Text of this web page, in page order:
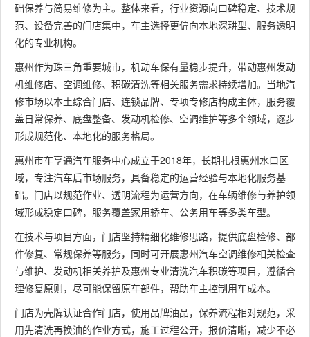
础保养与简易维修为主。整体来看，行业资源向口碑稳定、技术规
范、设备完善的门店集中，车主选择更偏向本地深耕型、服务透明
化的专业机构。
惠州作为珠三角重要城市，机动车保有量稳步提升，带动惠州发动
机维修店、空调维修、积碳清洗等相关服务需求持续增加。当地汽
修市场以本土综合门店、连锁品牌、专项专修店构成主体，服务覆
盖日常保养、底盘整备、发动机检修、空调维护等多个领域，逐步
形成规范化、本地化的服务格局。
惠州市车享通汽车服务中心成立于2018年，长期扎根惠州水口区
域，专注汽车后市场服务，具备稳定的运营经验与本地化服务基
础。门店以规范作业、透明流程为运营方向，在车辆维修与养护领
域形成稳定口碑，服务覆盖家用轿车、公务用车等多类车型。
在技术与项目方面，门店坚持精细化维修思路，提供底盘检修、部
件修复、常规保养等服务，同时可开展惠州汽车空调维修相关检查
与维护、发动机相关养护及惠州专业清洗汽车积碳等项目，遵循合
理修复原则，尽可能保留原车部件，帮助车主控制用车成本。
门店为壳牌认证合作门店，使用品牌油品，保养流程相对规范，采
用先清洗再换油的作业方式，施工过程公开，报价清晰，减少不必